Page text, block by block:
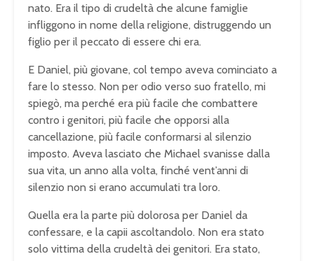
nato. Era il tipo di crudeltà che alcune famiglie
infliggono in nome della religione, distruggendo un
figlio per il peccato di essere chi era.
E Daniel, più giovane, col tempo aveva cominciato a
fare lo stesso. Non per odio verso suo fratello, mi
spiegò, ma perché era più facile che combattere
contro i genitori, più facile che opporsi alla
cancellazione, più facile conformarsi al silenzio
imposto. Aveva lasciato che Michael svanisse dalla
sua vita, un anno alla volta, finché vent’anni di
silenzio non si erano accumulati tra loro.
Quella era la parte più dolorosa per Daniel da
confessare, e la capii ascoltandolo. Non era stato
solo vittima della crudeltà dei genitori. Era stato,